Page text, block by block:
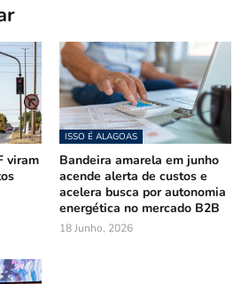
viram
ISSO É ALAGOAS
Bandeira amarela em junho
acende alerta de custos e
acelera busca por autonomia
energética no mercado B2B
18 Junho, 2026